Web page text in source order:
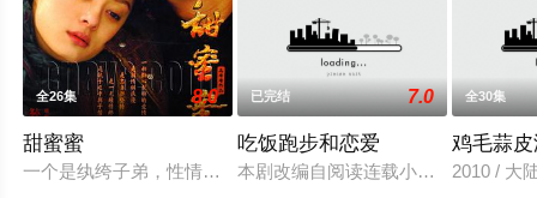
全26集 8.0
甜蜜蜜
一个是纨绔子弟，性情顽劣，却纯真善良。一个被人骂作“破鞋”
已完结 7.0
吃饭跑步和恋爱
本剧改编自阅读连载小说《拜金罗曼
全30集
鸡毛蒜
2010 / 大